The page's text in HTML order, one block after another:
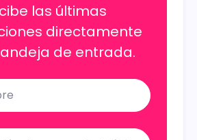
las últimas
directamente
de entrada.